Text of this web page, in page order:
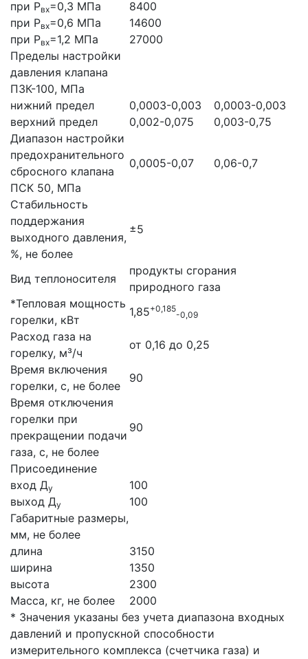
при Рвх=0,3 МПа
8400
при Рвх=0,6 МПа
14600
при Рвх=1,2 МПа
27000
Пределы настройки
давления клапана
ПЗК-100, МПа
нижний предел
0,0003-0,003
0,0003-0,003
верхний предел
0,002-0,075
0,003-0,75
Диапазон настройки
предохранительного
сбросного клапана
ПСК 50, МПа
0,0005-0,07 0,06-0,7
Стабильность
поддержания
выходного давления,
%, не более
±5
Вид теплоносителя
продукты сгорания
природного газа
*Тепловая мощность
горелки, кВт
1,85+0,185
-0,09
Расход газа на
горелку, м³/ч
от 0,16 до 0,25
Время включения
горелки, с, не более
90
Время отключения
горелки при
прекращении подачи
газа, с, не более
90
Присоединение
вход Ду
100
выход Ду
100
Габаритные размеры,
мм, не более
длина
3150
ширина
1350
высота
2300
Масса, кг, не более
2000
* Значения указаны без учета диапазона входных
давлений и пропускной способности
измерительного комплекса (счетчика газа) и